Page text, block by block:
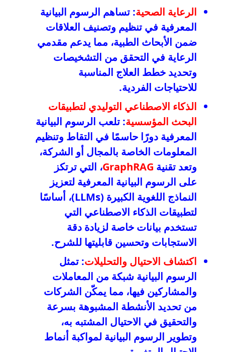
الرعاية الصحية: تساهم الرسوم البيانية
المعرفية في تنظيم وتصنيف العلاقات
ضمن الأبحاث الطبية، مما يدعم مقدمي
الرعاية في التحقق من التشخيصات
وتحديد خطط العلاج المناسبة
للاحتياجات الفردية.
الذكاء الاصطناعي التوليدي لتطبيقات
البحث المؤسسية: تلعب الرسوم البيانية
المعرفية دورًا حاسمًا في التقاط وتنظيم
المعلومات الخاصة بالمجال أو الشركة،
وتعد تقنية GraphRAG، التي ترتكز
على الرسوم البيانية المعرفية لتعزيز
النماذج اللغوية الكبيرة (LLMs)، أساسًا
لتطبيقات الذكاء الاصطناعي التي
تستخدم بيانات خاصة لزيادة دقة
الاستجابات وتحسين قابليتها للشرح.
اكتشاف الاحتيال والتحليلات: تمثل
الرسوم البيانية شبكة من المعاملات
والمشاركين فيها، مما يمكّن الشركات
من تحديد الأنشطة المشبوهة بسرعة
والتحقيق في الاحتيال المشتبه به،
وتطوير الرسوم البيانية لمواكبة أنماط